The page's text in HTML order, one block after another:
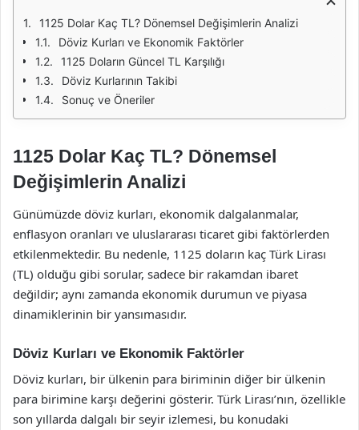
1125 Dolar Kaç TL? Dönemsel Değişimlerin Analizi
Döviz Kurları ve Ekonomik Faktörler
1125 Doların Güncel TL Karşılığı
Döviz Kurlarının Takibi
Sonuç ve Öneriler
1125 Dolar Kaç TL? Dönemsel
Değişimlerin Analizi
Günümüzde döviz kurları, ekonomik dalgalanmalar,
enflasyon oranları ve uluslararası ticaret gibi faktörlerden
etkilenmektedir. Bu nedenle, 1125 doların kaç Türk Lirası
(TL) olduğu gibi sorular, sadece bir rakamdan ibaret
değildir; aynı zamanda ekonomik durumun ve piyasa
dinamiklerinin bir yansımasıdır.
Döviz Kurları ve Ekonomik Faktörler
Döviz kurları, bir ülkenin para biriminin diğer bir ülkenin
para birimine karşı değerini gösterir. Türk Lirası’nın, özellikle
son yıllarda dalgalı bir seyir izlemesi, bu konudaki